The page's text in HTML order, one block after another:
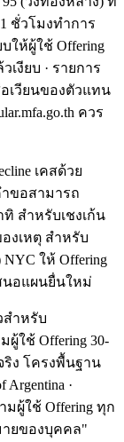
ชั่วโมงทำการ
ให้ผู้ใช้ Offering
เงียบ · รายการ
เวียนของตัวแทน
ควร
เคสด้วย
ำขอสามารถ
ทิ สำหรับเชงเก้น
องเหตุ สำหรับ
ให้ Offering
สนอแผนยื่นใหม่
สำหรับ
ผู้ใช้ Offering 30-
ง โครงพื้นฐาน
·
มผู้ใช้ Offering ทุก
ายของบุคคล"